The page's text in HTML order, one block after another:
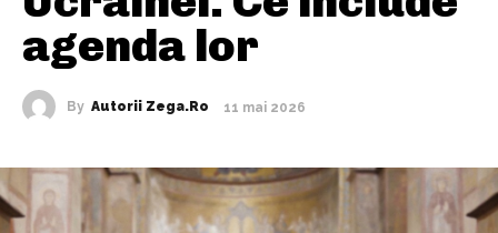
agenda lor
By Autorii Zega.ro 11 mai 2026